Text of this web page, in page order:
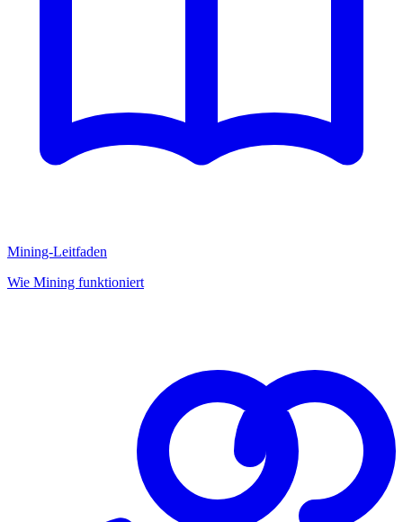
Mining-Leitfaden
Wie Mining funktioniert